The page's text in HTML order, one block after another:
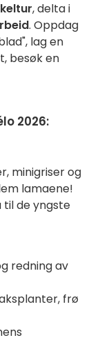
, delta i
. Oppdag
lag en
besøk en
2026:
minigriser og
lamaene!
til de yngste
redning av
frø